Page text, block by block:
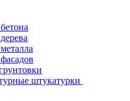
штукатурки